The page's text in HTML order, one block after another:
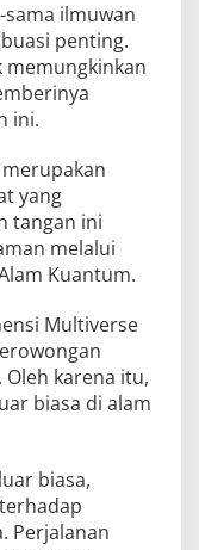
sama ilmuwan
penting.
memungkinkan
ini.
yang
tangan ini
melalui
Kuantum.
Multiverse
karena itu,
biasa di alam
biasa,
Perjalanan